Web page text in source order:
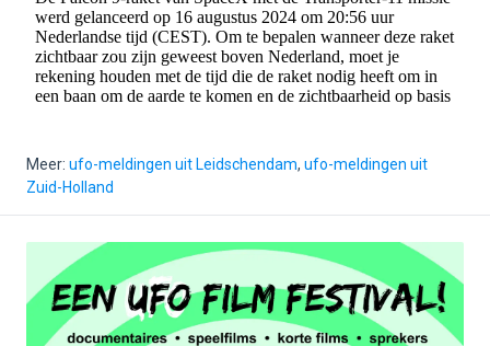
Meer: ufo-meldingen uit Leidschendam, ufo-meldingen uit
Zuid-Holland